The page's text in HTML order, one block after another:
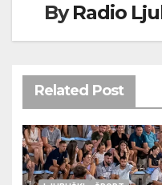
ByRadio
Related Post